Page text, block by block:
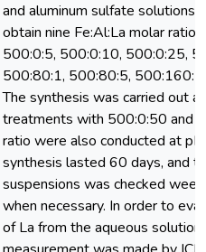
and aluminum sulfate solutions
obtain nine Fe:Al:La molar
500:0:5, 500:0:10, 500:0:25,
500:80:1, 500:80:5,
The synthesis was carried out
treatments with 500:0:50 and
ratio were also conducted at
synthesis lasted 60 days, and
suspensions was checked
when necessary. In order to
of La from the aqueous